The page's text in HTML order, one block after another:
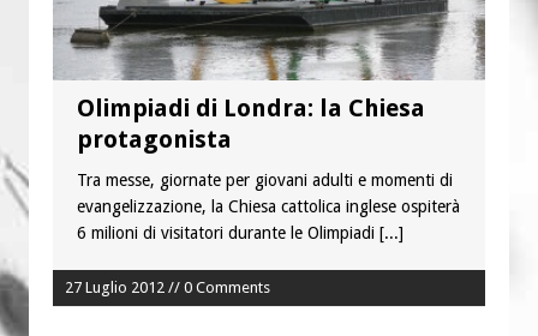
Olimpiadi di Londra: la Chiesa
protagonista
Tra messe, giornate per giovani adulti e momenti di
evangelizzazione, la Chiesa cattolica inglese ospiterà
6 milioni di visitatori durante le Olimpiadi [...]
27 Luglio 2012 // 0 Comments